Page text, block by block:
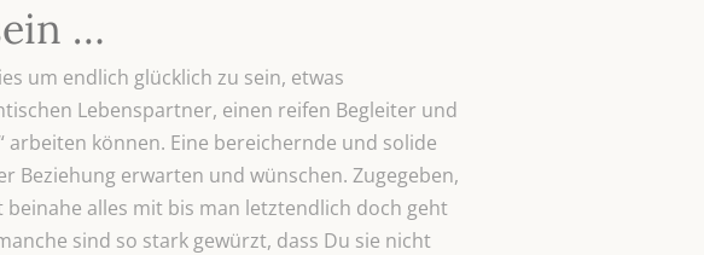
…
um endlich glücklich zu sein, etwas
Lebenspartner, einen reifen Begleiter und
können. Eine bereichernde und solide
Beziehung erwarten und wünschen. Zugegeben,
alles mit bis man letztendlich doch geht
sind so stark gewürzt, dass Du sie nicht